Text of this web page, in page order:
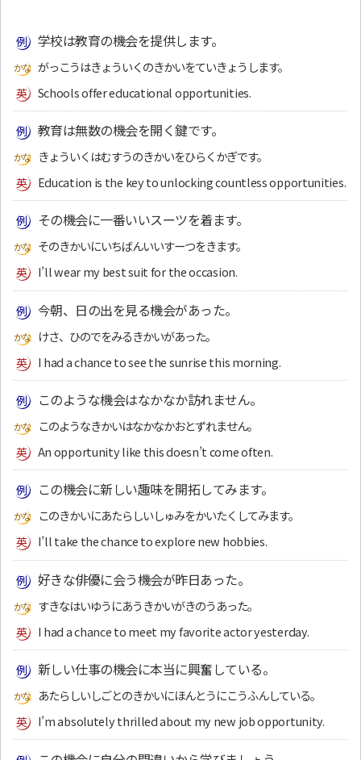
学校は教育の機会を提供します。
がっこうはきょういくのきかいをていきょうします。
Schools offer educational opportunities.
教育は無数の機会を開く鍵です。
きょういくはむすうのきかいをひらくかぎです。
Education is the key to unlocking countless opportunities.
その機会に一番いいスーツを着ます。
そのきかいにいちばんいいすーつをきます。
I’ll wear my best suit for the occasion.
今朝、日の出を見る機会があった。
けさ、ひのでをみるきかいがあった。
I had a chance to see the sunrise this morning.
このような機会はなかなか訪れません。
このようなきかいはなかなかおとずれません。
An opportunity like this doesn’t come often.
この機会に新しい趣味を開拓してみます。
このきかいにあたらしいしゅみをかいたくしてみます。
I’ll take the chance to explore new hobbies.
好きな俳優に会う機会が昨日あった。
すきなはいゆうにあうきかいがきのうあった。
I had a chance to meet my favorite actor yesterday.
新しい仕事の機会に本当に興奮している。
あたらしいしごとのきかいにほんとうにこうふんしている。
I’m absolutely thrilled about my new job opportunity.